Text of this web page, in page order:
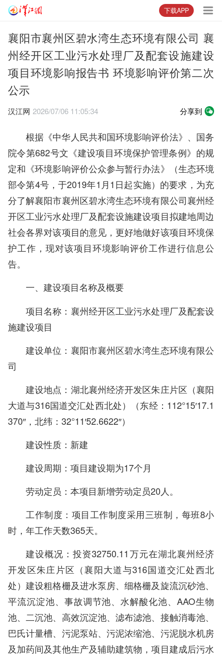
下载APP
襄阳市襄州区碧水湾生态环境有限公司 襄
州经开区工业污水处理厂及配套设施建设
项目环境影响报告书 环境影响评价第二次
公示
汉江网 2026/07/06 11:05:34 分享到
根据《中华人民共和国环境影响评价法》、国务
院令第682号文《建设项目环境保护管理条例》的规
定和《环境影响评价公众参与暂行办法》（生态环境
部令第4号，于2019年1月1日起实施）的要求，为充
分了解襄阳市襄州区碧水湾生态环境有限公司襄州经
开区工业污水处理厂及配套设施建设项目拟建地周边
社会各界对该项目的意见，更好地做好该项目环境保
护工作，现对该项目环境影响评价工作进行信息公
告。
一、建设项目名称及概要
项目名称：襄州经开区工业污水处理厂及配套设
施建设项目
建设单位：襄阳市襄州区碧水湾生态环境有限公
司
建设地点：湖北襄州经济开发区朱庄片区（襄阳
大道与316国道交汇处西北处）（东经：112°15′17.1
370″，北纬：32°11′52.6622″）
建设性质：新建
建设周期：项目建设期为17个月
劳动定员：本项目新增劳动定员20人。
工作制度：项目工作制度采用三班制，每班8小
时，年工作天数365天。
建设概况：投资32750.11万元在湖北襄州经济
开发区朱庄片区（襄阳大道与316国道交汇处西北
处）建设粗格栅及进水泵房、细格栅及旋流沉砂池、
平流沉淀池、事故调节池、水解酸化池、AAO生物
池、二沉池、高效沉淀池、滤布滤池、接触消毒池、
巴氏计量槽、污泥泵站、污泥浓缩池、污泥脱水机房
及加药间及其他生产及辅助建筑物，项目建成后污水